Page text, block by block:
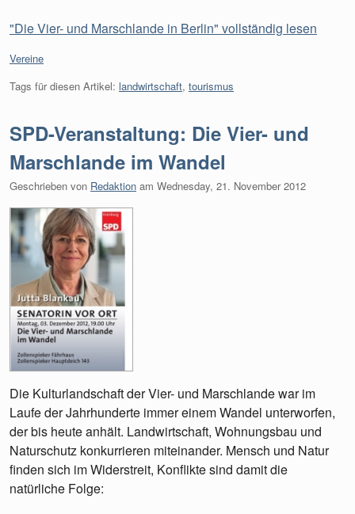
"Die Vier- und Marschlande in Berlin" vollständig lesen
Kategorien:
Vereine
Tags für diesen Artikel: landwirtschaft, tourismus
SPD-Veranstaltung: Die Vier- und
Marschlande im Wandel
Geschrieben von Redaktion am Wednesday, 21. November 2012
Die Kulturlandschaft der Vier- und Marschlande war im
Laufe der Jahrhunderte immer einem Wandel unterworfen,
der bis heute anhält. Landwirtschaft, Wohnungsbau und
Naturschutz konkurrieren miteinander. Mensch und Natur
finden sich im Widerstreit, Konflikte sind damit die
natürliche Folge: